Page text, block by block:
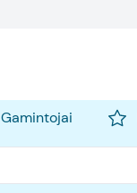
Gamintojai